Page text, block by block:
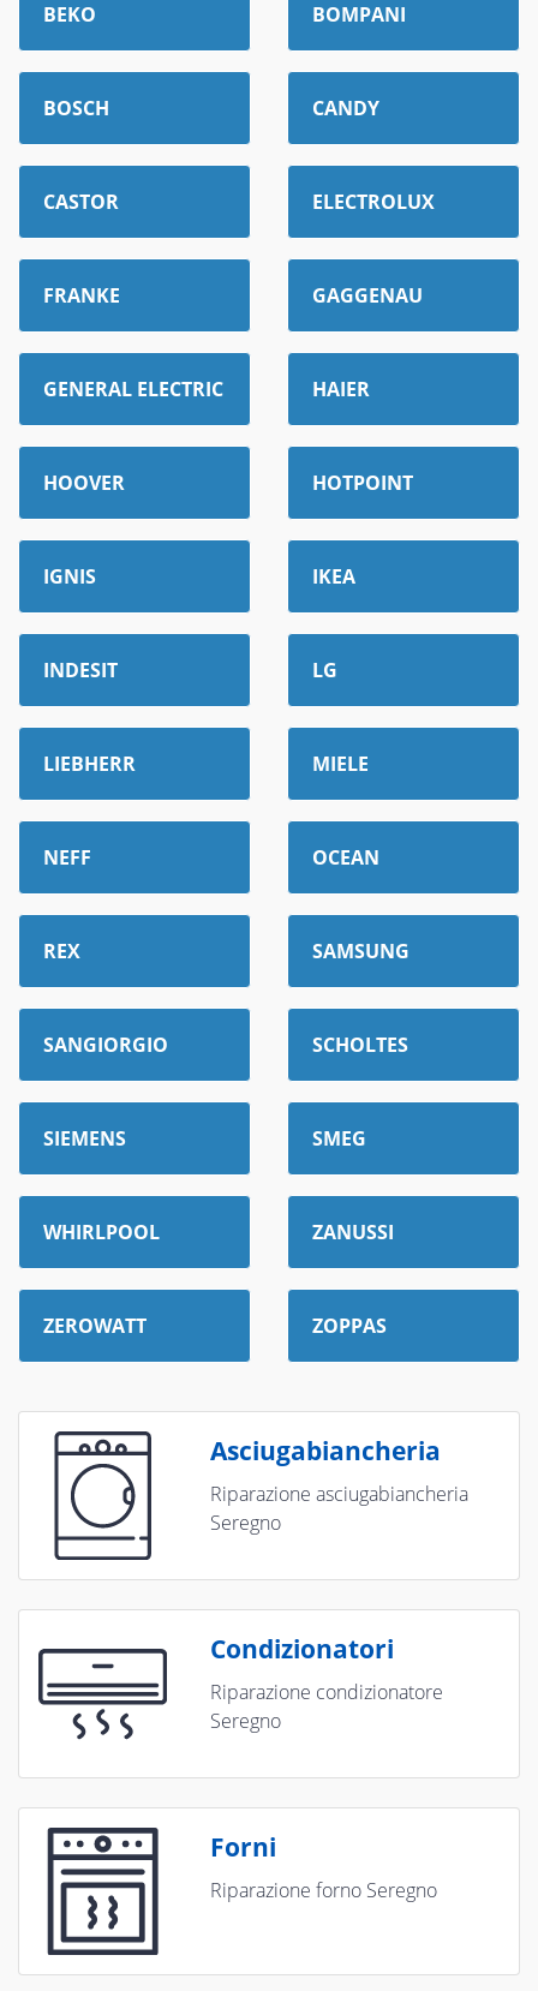
BEKO BOMPANI
BOSCH CANDY
CASTOR ELECTROLUX
FRANKE GAGGENAU
GENERAL ELECTRIC HAIER
HOOVER HOTPOINT
IGNIS IKEA
INDESIT LG
LIEBHERR MIELE
NEFF OCEAN
REX SAMSUNG
SANGIORGIO SCHOLTES
SIEMENS SMEG
WHIRLPOOL ZANUSSI
ZEROWATT ZOPPAS
Asciugabiancheria
Riparazione asciugabiancheria
Seregno
Condizionatori
Riparazione condizionatore
Seregno
Forni
Riparazione forno Seregno